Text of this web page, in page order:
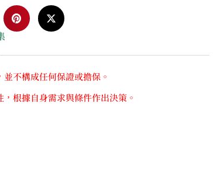
不構成任何保證或擔保。
根據自身需求與條件作出決策。